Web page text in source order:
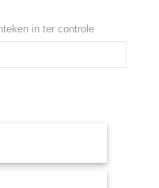
in ter controle